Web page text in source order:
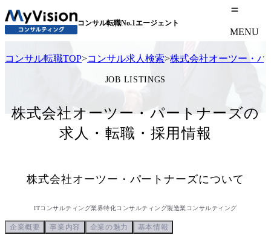
コンサル転職No.1エージェント
MENU
コンサル転職TOP>コンサル求人検索>株式会社オーツー・パ
JOB LISTINGS
株式会社オーツー・パートナーズの
求人・転職・採用情報
株式会社オーツー・パートナーズについて
ITコンサルティング業界特化コンサルティング製造業コンサルティング
企業概要 事業内容 企業の魅力 基本情報